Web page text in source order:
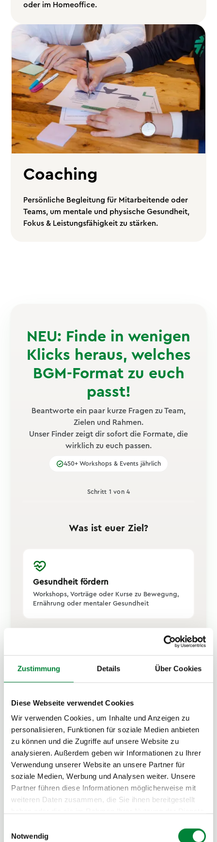
Zustimmung Details Über Cookies
Diese Webseite verwendet Cookies
Wir verwenden Cookies, um Inhalte und Anzeigen zu
personalisieren, Funktionen für soziale Medien anbieten
zu können und die Zugriffe auf unsere Website zu
analysieren. Außerdem geben wir Informationen zu Ihrer
Verwendung unserer Website an unsere Partner für
soziale Medien, Werbung und Analysen weiter. Unsere
Partner führen diese Informationen möglicherweise mit
weiteren Daten zusammen, die Sie ihnen bereitgestellt
Notwendig
oder im Homeoffice.
Coaching
Persönliche Begleitung für Mitarbeitende oder
Teams, um mentale und physische Gesundheit,
Fokus & Leistungsfähigkeit zu stärken.
NEU: Finde in wenigen
Klicks heraus, welches
BGM-Format zu euch
passt!
Beantworte ein paar kurze Fragen zu Team,
Zielen und Rahmen.
Unser Finder zeigt dir sofort die Formate, die
wirklich zu euch passen.
450+ Workshops & Events jährlich
Schritt 1 von 4
Was ist euer Ziel?
Gesundheit fördern
Workshops, Vorträge oder Kurse zu Bewegung,
Ernährung oder mentaler Gesundheit
Teambuilding-Events, Challenges oder
gemeinsame Erlebnisse
Azubis & Nachwuchs
Onboarding, Gesundheitstage oder Recruiting-
Events für junge Talente
Gesundheitsstrategie entwickeln und